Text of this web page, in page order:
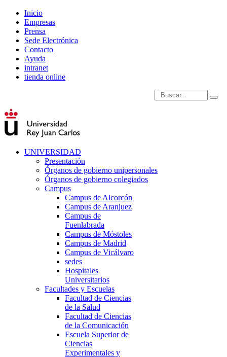
Inicio
Empresas
Prensa
Sede Electrónica
Contacto
Ayuda
intranet
tienda online
Introduce términos de
UNIVERSIDAD
Presentación
Órganos de gobierno unipersonales
Órganos de gobierno colegiados
Campus
Campus de Alcorcón
Campus de Aranjuez
Campus de
Fuenlabrada
Campus de Móstoles
Campus de Madrid
Campus de Vicálvaro
sedes
Hospitales
Universitarios
Facultades y Escuelas
Facultad de Ciencias
de la Salud
Facultad de Ciencias
de la Comunicación
Escuela Superior de
Ciencias
Experimentales y